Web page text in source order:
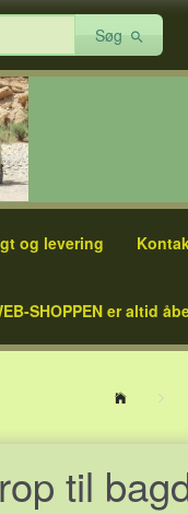
Søg
og levering
SHOPPEN er altid
til